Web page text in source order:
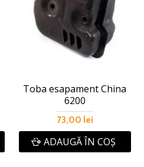
Toba esapament China
6200
73,00 lei
ADAUGĂ ÎN COŞ